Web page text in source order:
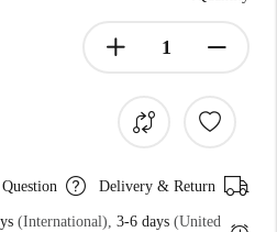
Delivery & Return
(International), 3-6 days (United